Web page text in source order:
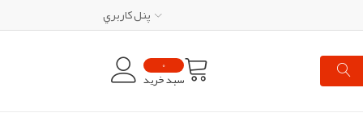
پنل کاربري
0
سبد خرید